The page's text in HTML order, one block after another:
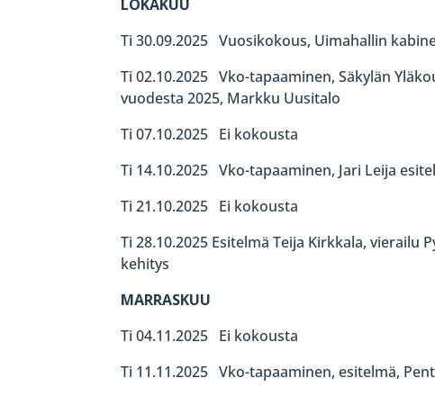
LOKAKUU
Ti 30.09.2025 Vuosikokous, Uimahallin
Ti 02.10.2025 Vko-tapaaminen, Säkylän
vuodesta 2025, Markku Uusitalo
Ti 07.10.2025 Ei kokousta
Ti 14.10.2025 Vko-tapaaminen, Jari Leija
Ti 21.10.2025 Ei kokousta
Ti 28.10.2025 Esitelmä Teija Kirkkala, vierailu
kehitys
MARRASKUU
Ti 04.11.2025 Ei kokousta
Ti 11.11.2025 Vko-tapaaminen, esitelmä,